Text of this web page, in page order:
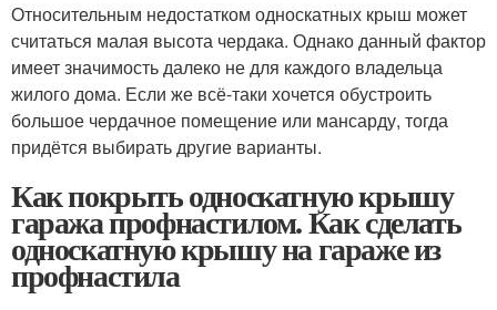
Относительным недостатком односкатных крыш может
считаться малая высота чердака. Однако данный фактор
имеет значимость далеко не для каждого владельца
жилого дома. Если же всё-таки хочется обустроить
большое чердачное помещение или мансарду, тогда
придётся выбирать другие варианты.
Как покрыть односкатную крышу
гаража профнастилом. Как сделать
односкатную крышу на гараже из
профнастила